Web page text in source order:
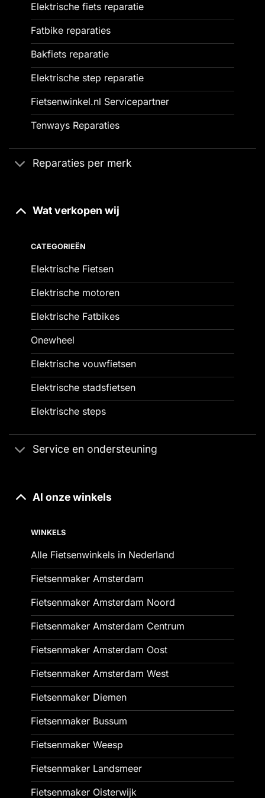
Elektrische fiets reparatie
Fatbike reparaties
Bakfiets reparatie
Elektrische step reparatie
Fietsenwinkel.nl Servicepartner
Tenways Reparaties
Reparaties per merk
Wat verkopen wij
CATEGORIEËN
Elektrische Fietsen
Elektrische motoren
Elektrische Fatbikes
Onewheel
Elektrische vouwfietsen
Elektrische stadsfietsen
Elektrische steps
Service en ondersteuning
Al onze winkels
WINKELS
Alle Fietsenwinkels in Nederland
Fietsenmaker Amsterdam
Fietsenmaker Amsterdam Noord
Fietsenmaker Amsterdam Centrum
Fietsenmaker Amsterdam Oost
Fietsenmaker Amsterdam West
Fietsenmaker Diemen
Fietsenmaker Bussum
Fietsenmaker Weesp
Fietsenmaker Landsmeer
Fietsenmaker Oisterwijk